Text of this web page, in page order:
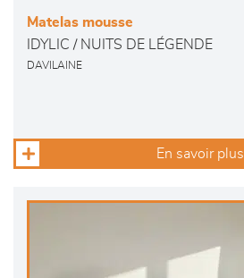
Matelas mousse
IDYLIC / NUITS DE LÉGENDE
DAVILAINE
En savoir plus